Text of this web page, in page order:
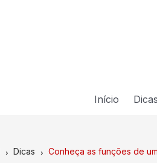
Início Dicas
Dicas Conheça as funções de